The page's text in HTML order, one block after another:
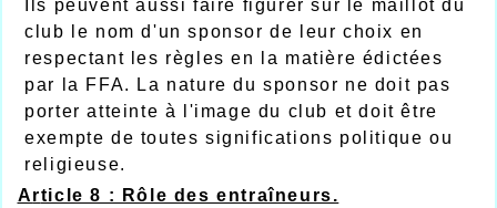
Ils peuvent aussi faire figurer sur le maillot du
club le nom d'un sponsor de leur choix en
respectant les règles en la matière édictées
par la FFA. La nature du sponsor ne doit pas
porter atteinte à l'image du club et doit être
exempte de toutes significations politique ou
religieuse.
Article 8 : Rôle des entraîneurs.